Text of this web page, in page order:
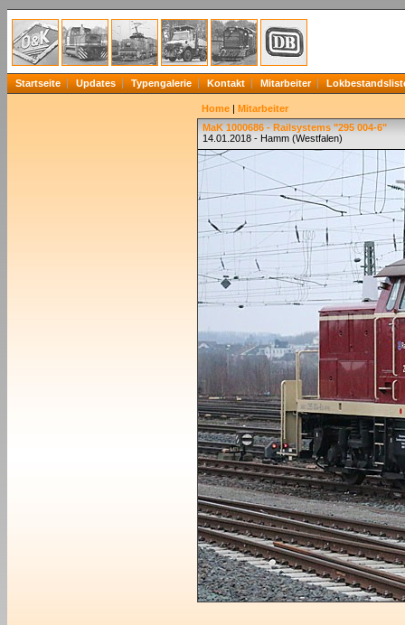
Startseite Updates Typengalerie Kontakt Mitarbeiter
Home | Mitarbeiter
MaK 1000686 - Railsystems "295 004-6"
14.01.2018 - Hamm (Westfalen)